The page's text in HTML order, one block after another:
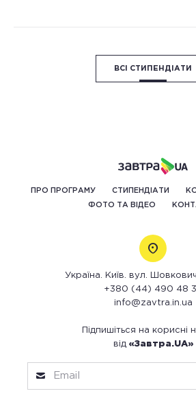
ВСІ СТИПЕНДІАТИ
ПРО ПРОГРАМУ СТИПЕНДІАТИ
ФОТО ТА ВІДЕО
Україна. Київ. вул.
+380 (44) 490 48
info@zavtra.in.ua
Підпишіться на корисні
від «Завтра.UA»